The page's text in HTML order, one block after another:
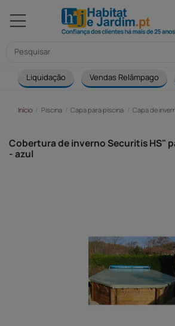
Liquidação Vendas Relâmpago
Início Piscina Capa para piscina Capa de
Cobertura de inverno Securitis HS"
- azul